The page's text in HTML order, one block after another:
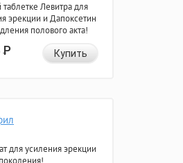
Левитра для
эрекции и Дапоксетин
полового акта!
Р Купить
для усиления эрекции